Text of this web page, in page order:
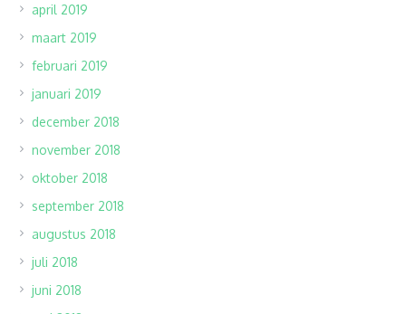
april 2019
maart 2019
februari 2019
januari 2019
december 2018
november 2018
oktober 2018
september 2018
augustus 2018
juli 2018
juni 2018